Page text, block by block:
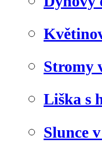
Stromy
Liška s
Slunce